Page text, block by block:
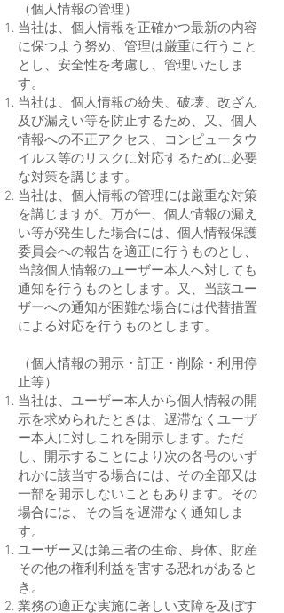
（個人情報の管理）
当社は、個人情報を正確かつ最新の内容
に保つよう努め、管理は厳重に行うこと
とし、安全性を考慮し、管理いたしま
す。
当社は、個人情報の紛失、破壊、改ざん
及び漏えい等を防止するため、又、個人
情報への不正アクセス、コンピュータウ
イルス等のリスクに対応するために必要
な対策を講じます。
当社は、個人情報の管理には厳重な対策
を講じますが、万が一、個人情報の漏え
い等が発生した場合には、個人情報保護
委員会への報告を適正に行うものとし、
当該個人情報のユーザー本人へ対しても
通知を行うものとします。又、当該ユー
ザーへの通知が困難な場合には代替措置
による対応を行うものとします。
（個人情報の開示・訂正・削除・利用停
止等）
当社は、ユーザー本人から個人情報の開
示を求められたときは、遅滞なくユーザ
ー本人に対しこれを開示します。ただ
し、開示することにより次の各号のいず
れかに該当する場合には、その全部又は
一部を開示しないこともあります。その
場合には、その旨を遅滞なく通知しま
す。
ユーザー又は第三者の生命、身体、財産
その他の権利利益を害する恐れがあると
き。
業務の適正な実施に著しい支障を及ぼす